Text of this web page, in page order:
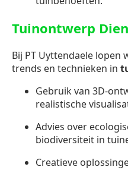
Tuinontwerp
Bij PT Uyttendaele lopen
trends en technieken in
Gebruik van 3D-
realistische
Advies over
biodiversiteit in
Creatieve